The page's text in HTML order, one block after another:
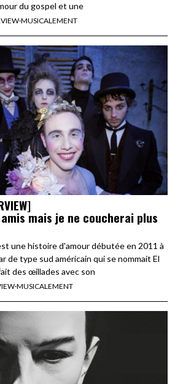
du gospel et une
·MUSICALEMENT
mais je ne coucherai plus
une histoire d'amour débutée en 2011 à
de type sud américain qui se nommait El
des œillades avec son
·MUSICALEMENT